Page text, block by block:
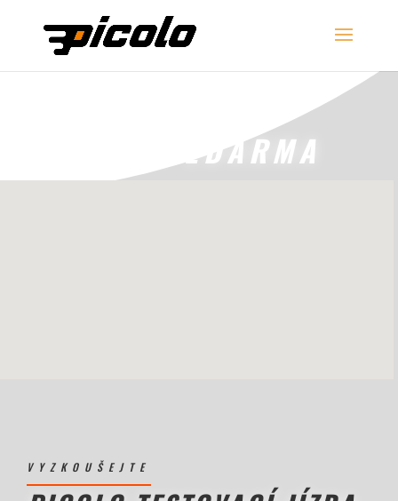
JÍZDA ZDARMA
VYZKOUŠEJTE